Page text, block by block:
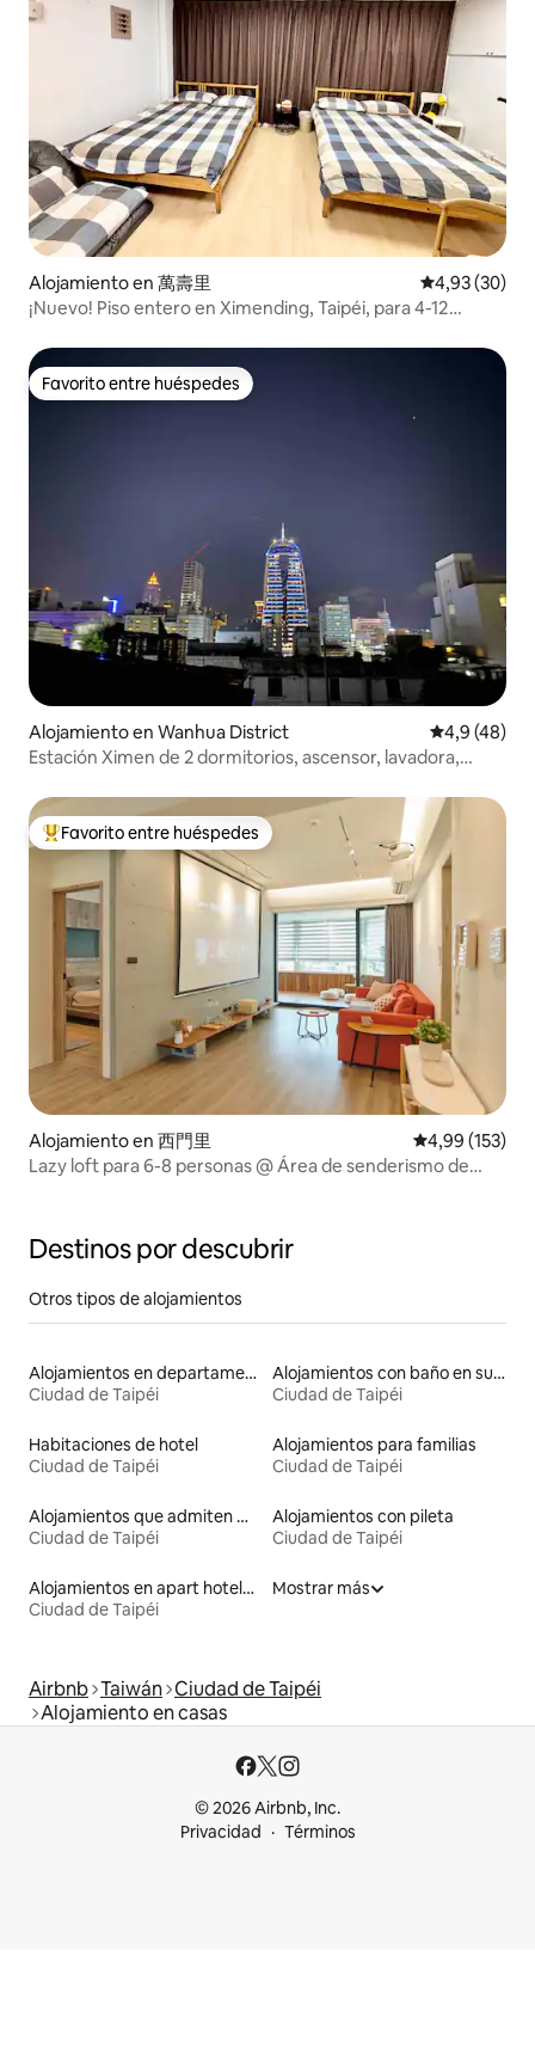
Alojamiento en 萬壽里 Calificación
4,93 (30)
¡Nuevo! Piso entero en Ximending, Taipéi, para 4-12
restaurantes/estación de metro a 5
minutos/cocina/lavadora
Favorito entre huéspedes
Favorito entre huéspedes
Alojamiento en Wanhua District Calificación
4,9 (48)
Estación Ximen de 2 dormitorios, ascensor, lavadora,
Favorito entre los huéspedes más destacados
Favorito entre huéspedes
Alojamiento en 西門里 Calificación
4,99 (153)
Lazy loft para 6-8 personas @ Área de senderismo de
Destinos por descubrir
Otros tipos de alojamientos
Alojamientos en departamentos con servicios incluidos
Ciudad de Taipéi
Alojamientos con baño en suite
Ciudad de Taipéi
Habitaciones de hotel
Ciudad de Taipéi
Alojamientos para familias
Ciudad de Taipéi
Alojamientos que admiten mascotas
Ciudad de Taipéi
Alojamientos con pileta
Ciudad de Taipéi
Alojamientos en apart hoteles
Ciudad de Taipéi
Mostrar más
Airbnb Taiwán Ciudad de Taipéi
Alojamiento en casas
© 2026 Airbnb, Inc.
Privacidad
Términos